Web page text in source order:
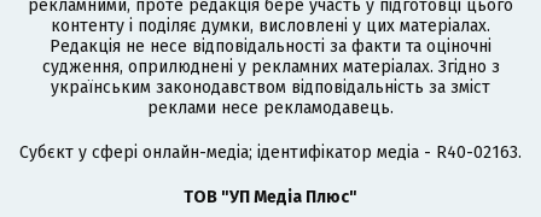
рекламними, проте редакція бере участь у підготовці цього
контенту і поділяє думки, висловлені у цих матеріалах.
Редакція не несе відповідальності за факти та оціночні
судження, оприлюднені у рекламних матеріалах. Згідно з
українським законодавством відповідальність за зміст
реклами несе рекламодавець.
Cубєкт у сфері онлайн-медіа; ідентифікатор медіа - R40-02163.
ТОВ "УП Медіа Плюс"